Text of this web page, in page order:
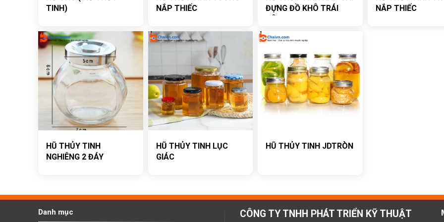
TINH)
NẮP THIẾC
ĐỰNG ĐỒ KHÔ TRÁI
NẮP THIẾC
HŨ THỦY TINH
NGHIÊNG 2 ĐÁY
HŨ THỦY TINH LỤC
GIÁC
HŨ THỦY TINH JDTRÒN
Danh mục CÔNG TY TNHH PHÁT TRIỂN KỸ THUẬT